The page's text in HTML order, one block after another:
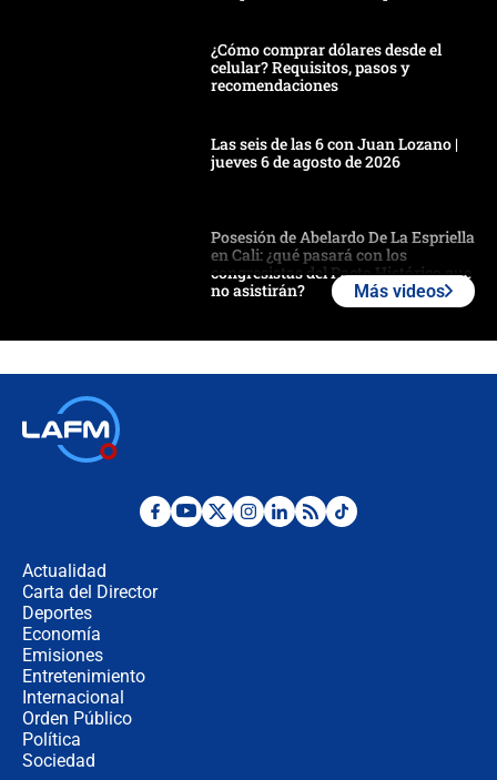
¿Cómo comprar dólares desde el
celular? Requisitos, pasos y
recomendaciones
Las seis de las 6 con Juan Lozano |
jueves 6 de agosto de 2026
Posesión de Abelardo De La Espriella
en Cali: ¿qué pasará con los
congresistas del Pacto Histórico que
no asistirán?
¿Por qué De la Espriella gobernará
Más videos
Actualidad
Carta del Director
Deportes
Economía
Emisiones
Entretenimiento
Internacional
Orden Público
Política
Sociedad